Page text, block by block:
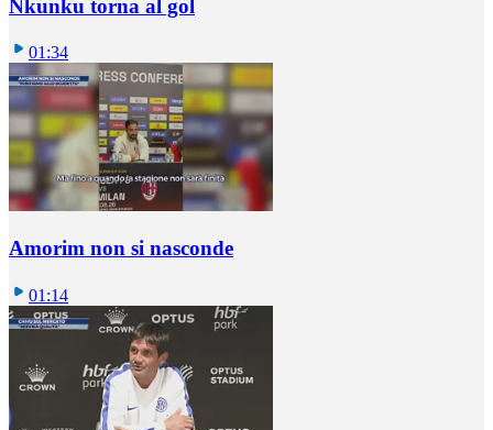
Nkunku torna al gol
01:34
Amorim non si nasconde
01:14